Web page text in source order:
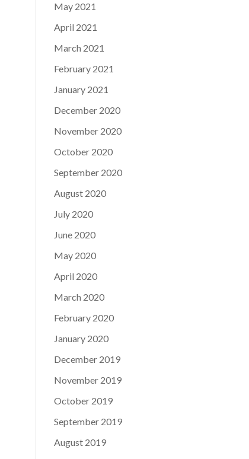
May 2021
April 2021
March 2021
February 2021
January 2021
December 2020
November 2020
October 2020
September 2020
August 2020
July 2020
June 2020
May 2020
April 2020
March 2020
February 2020
January 2020
December 2019
November 2019
October 2019
September 2019
August 2019